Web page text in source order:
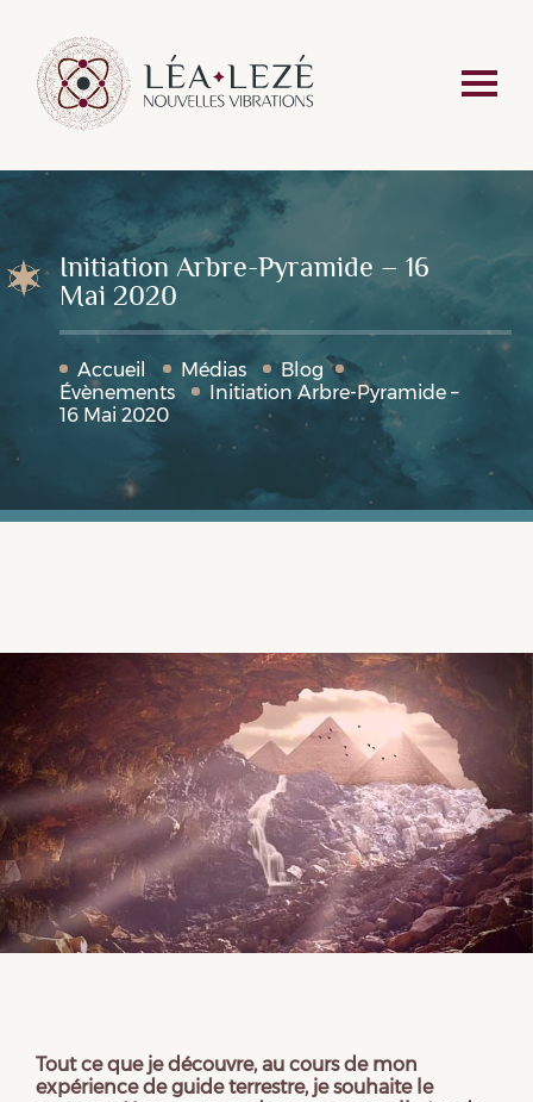
Initiation Arbre-Pyramide – 16
Mai 2020
Accueil Médias
Blog
Évènements
Initiation Arbre-Pyramide –
16 Mai 2020
Tout ce que je découvre, au cours de mon
expérience de guide terrestre, je souhaite le